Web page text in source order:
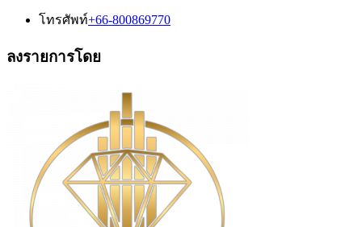
โทรศัพท์+66-800869770
ลงรายการโดย